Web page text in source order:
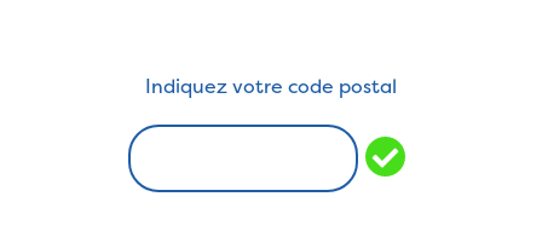
Indiquez votre code postal